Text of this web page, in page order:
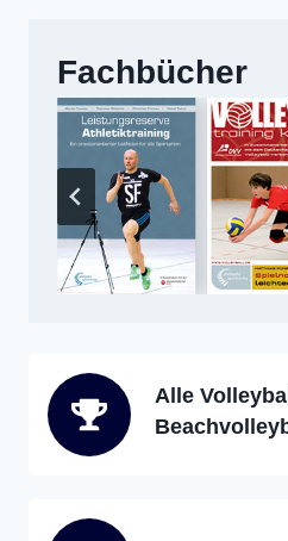
Fachbücher
Alle